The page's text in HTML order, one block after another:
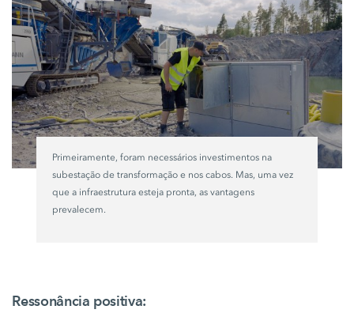
Primeiramente, foram necessários investimentos na
subestação de transformação e nos cabos. Mas, uma vez
que a infraestrutura esteja pronta, as vantagens
prevalecem.
Ressonância positiva: